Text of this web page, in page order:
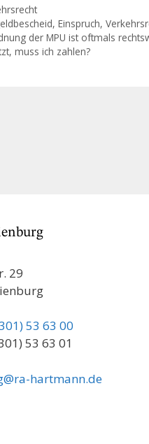
Bände! Immer wieder
gefragt, ob überhaupt
bestehen, etwas gegen
,Einspruch,
der MPU ist oftmals
muss ich zahlen?
29
53 63 00
53 63 01
hartmann.de